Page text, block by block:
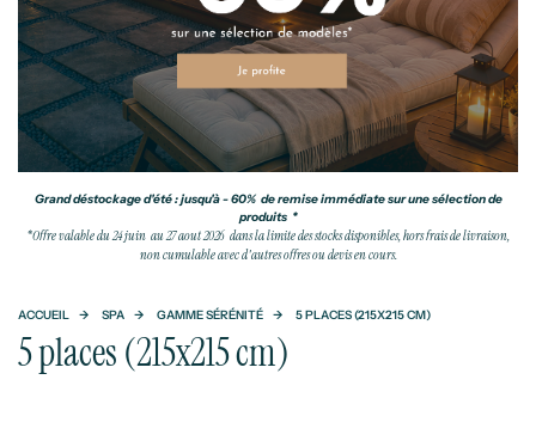
Grand déstockage d'été : jusqu'à - 60% de remise immédiate sur une sélection de
produits *
*Offre valable du 24 juin au 27 aout 2026 dans la limite des stocks disponibles, hors frais de livraison,
non cumulable avec d'autres offres ou devis en cours.
ACCUEIL SPA GAMME SÉRÉNITÉ 5 PLACES (215X215 CM)
5 places (215x215 cm)